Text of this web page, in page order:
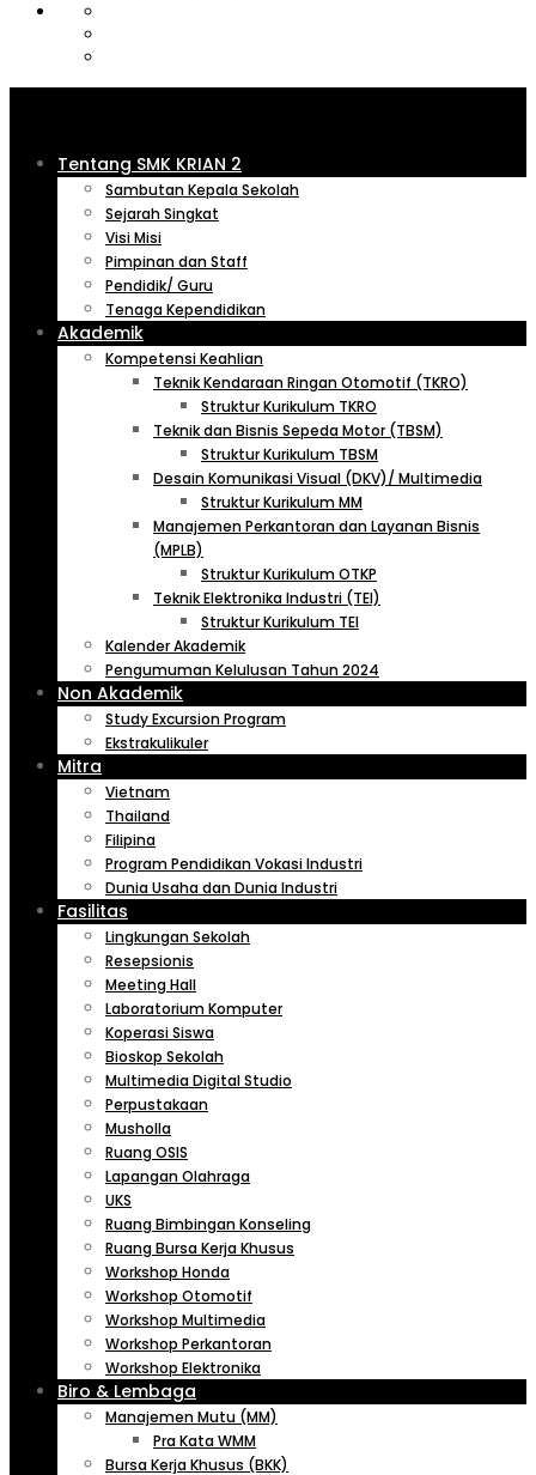
Tentang SMK KRIAN 2
Sambutan Kepala Sekolah
Sejarah Singkat
Visi Misi
Pimpinan dan Staff
Pendidik/ Guru
Tenaga Kependidikan
Akademik
Kompetensi Keahlian
Teknik Kendaraan Ringan Otomotif (TKRO)
Struktur Kurikulum TKRO
Teknik dan Bisnis Sepeda Motor (TBSM)
Struktur Kurikulum TBSM
Desain Komunikasi Visual (DKV)/ Multimedia
Struktur Kurikulum MM
Manajemen Perkantoran dan Layanan Bisnis
(MPLB)
Struktur Kurikulum OTKP
Teknik Elektronika Industri (TEI)
Struktur Kurikulum TEI
Kalender Akademik
Pengumuman Kelulusan Tahun 2024
Non Akademik
Study Excursion Program
Ekstrakulikuler
Mitra
Vietnam
Thailand
Filipina
Program Pendidikan Vokasi Industri
Dunia Usaha dan Dunia Industri
Fasilitas
Lingkungan Sekolah
Resepsionis
Meeting Hall
Laboratorium Komputer
Koperasi Siswa
Bioskop Sekolah
Multimedia Digital Studio
Perpustakaan
Musholla
Ruang OSIS
Lapangan Olahraga
UKS
Ruang Bimbingan Konseling
Ruang Bursa Kerja Khusus
Workshop Honda
Workshop Otomotif
Workshop Multimedia
Workshop Perkantoran
Workshop Elektronika
Biro & Lembaga
Manajemen Mutu (MM)
Pra Kata WMM
Bursa Kerja Khusus (BKK)